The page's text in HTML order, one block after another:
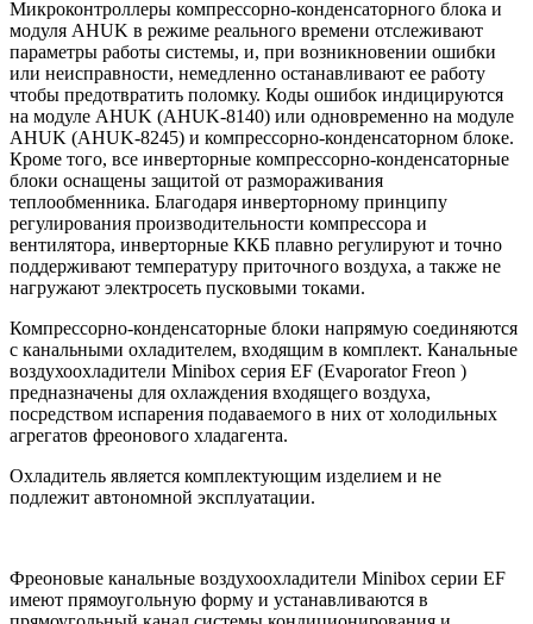
Микроконтроллеры компрессорно-конденсаторного блока и
модуля AHUK в режиме реального времени отслеживают
параметры работы системы, и, при возникновении ошибки
или неисправности, немедленно останавливают ее работу
чтобы предотвратить поломку. Коды ошибок индицируются
на модуле AHUK (AHUK-8140) или одновременно на модуле
AHUK (AHUK-8245) и компрессорно-конденсаторном блоке.
Кроме того, все инверторные компрессорно-конденсаторные
блоки оснащены защитой от размораживания
теплообменника. Благодаря инверторному принципу
регулирования производительности компрессора и
вентилятора, инверторные ККБ плавно регулируют и точно
поддерживают температуру приточного воздуха, а также не
нагружают электросеть пусковыми токами.
Компрессорно-конденсаторные блоки напрямую соединяются
с канальными охладителем, входящим в комплект. Канальные
воздухоохладители Minibox серия EF (Evaporator Freon )
предназначены для охлаждения входящего воздуха,
посредством испарения подаваемого в них от холодильных
агрегатов фреонового хладагента.
Охладитель является комплектующим изделием и не
подлежит автономной эксплуатации.
Фреоновые канальные воздухоохладители Minibox серии EF
имеют прямоугольную форму и устанавливаются в